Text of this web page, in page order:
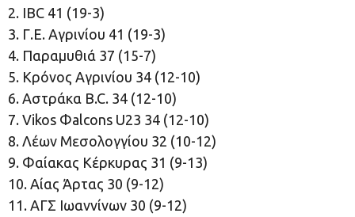
2. IBC 41 (19-3)
3. Γ.Ε. Αγρινίου 41 (19-3)
4. Παραμυθιά 37 (15-7)
5. Κρόνος Αγρινίου 34 (12-10)
6. Αστράκα B.C. 34 (12-10)
7. Vikos Φalcons U23 34 (12-10)
8. Λέων Μεσολογγίου 32 (10-12)
9. Φαίακας Κέρκυρας 31 (9-13)
10. Αίας Άρτας 30 (9-12)
11. ΑΓΣ Ιωαννίνων 30 (9-12)